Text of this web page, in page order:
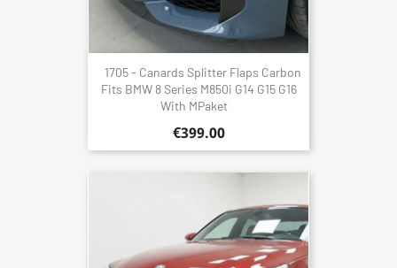
1705 - Canards Splitter Flaps Carbon
Fits BMW 8 Series M850i G14 G15 G16
With MPaket
€399.00